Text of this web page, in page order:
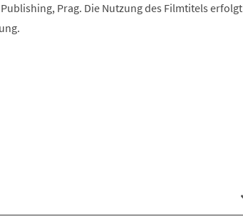
Prag. Die Nutzung des Filmtitels erfolgt